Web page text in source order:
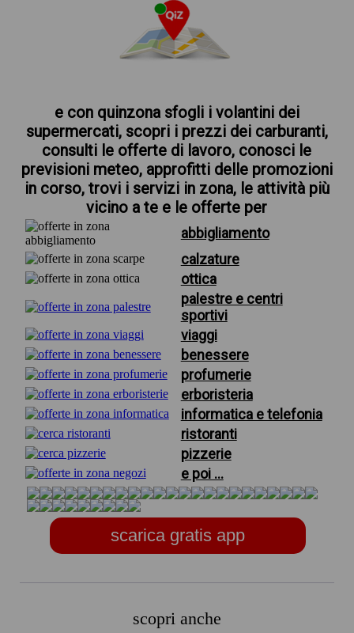
e con quinzona sfogli i volantini dei
supermercati, scopri i prezzi dei carburanti,
consulti le offerte di lavoro, conosci le
previsioni meteo, approfitti delle promozioni
in corso, trovi i servizi in zona, le attività più
vicino a te e le offerte per
abbigliamento
calzature
ottica
palestre e centri
sportivi
viaggi
benessere
profumerie
erboristeria
informatica e telefonia
ristoranti
pizzerie
e poi ...
scarica gratis app
scopri anche